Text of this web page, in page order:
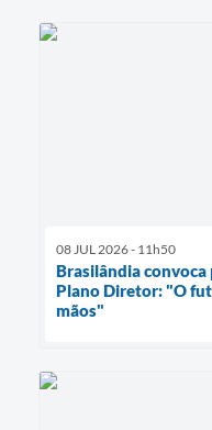
08 JUL 2026 - 11h50
Brasilândia
Plano Diretor: "O
mãos"